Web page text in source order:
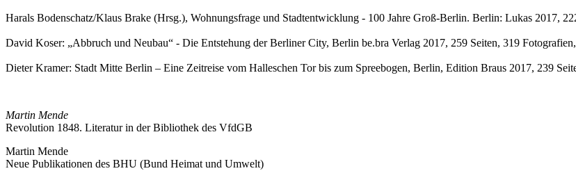
Harals Bodenschatz/Klaus Brake (Hrsg.), Wohnungsfrage und Stadtentwicklung - 100 Jahre Groß-Berlin. Berlin: Lukas 2017,
David Koser: „Abbruch und Neubau“ - Die Entstehung der Berliner City, Berlin be.bra Verlag 2017, 259 Seiten, 319
Dieter Kramer: Stadt Mitte Berlin – Eine Zeitreise vom Halleschen Tor bis zum Spreebogen, Berlin, Edition Braus 2017, 239
Martin Mende
Revolution 1848. Literatur in der Bibliothek des VfdGB
Martin Mende
Neue Publikationen des BHU (Bund Heimat und Umwelt)